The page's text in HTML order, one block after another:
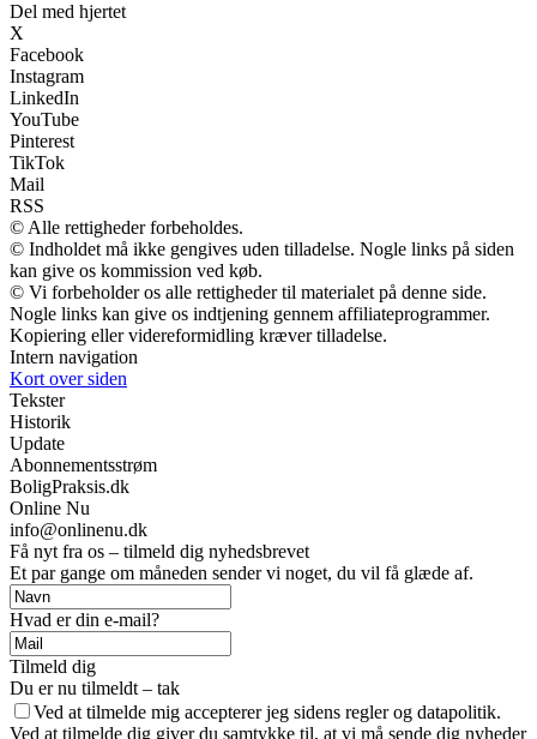
Del med hjertet
X
Facebook
Instagram
LinkedIn
YouTube
Pinterest
TikTok
Mail
RSS
© Alle rettigheder forbeholdes.
© Indholdet må ikke gengives uden tilladelse. Nogle links på siden
kan give os kommission ved køb.
© Vi forbeholder os alle rettigheder til materialet på denne side.
Nogle links kan give os indtjening gennem affiliateprogrammer.
Kopiering eller videreformidling kræver tilladelse.
Intern navigation
Kort over siden
Tekster
Historik
Update
Abonnementsstrøm
BoligPraksis.dk
Online Nu
info@onlinenu.dk
Få nyt fra os – tilmeld dig nyhedsbrevet
Et par gange om måneden sender vi noget, du vil få glæde af.
Hvad er din e-mail?
Tilmeld dig
Du er nu tilmeldt – tak
Ved at tilmelde mig accepterer jeg sidens regler og datapolitik.
Ved at tilmelde dig giver du samtykke til, at vi må sende dig nyheder